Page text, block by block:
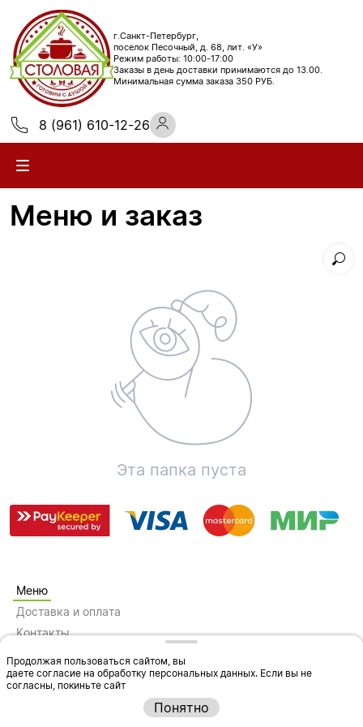
Продолжая пользоваться сайтом, вы
даете согласие на обработку персональных данных. Если вы не
согласны, покиньте сайт
Понятно
г.Санкт-Петербург,
поселок Песочный, д. 68, лит. «У»
Режим работы: 10:00-17:00
Заказы в день доставки принимаются до 13.00.
Минимальная сумма заказа 350 РУБ.
8 (961) 610-12-26
Меню и заказ
Эта папка пуста
Меню
Доставка и оплата
Контакты
Персональные данные
Русский